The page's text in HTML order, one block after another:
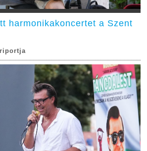
harmonikakoncertet a Szent